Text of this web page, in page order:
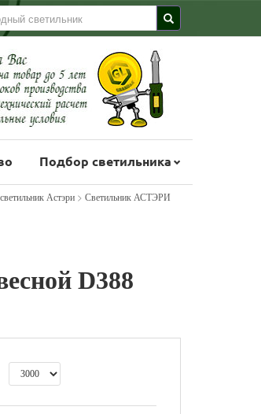
Подбор светильника
Астэри> Светильник АСТЭРИ
D388